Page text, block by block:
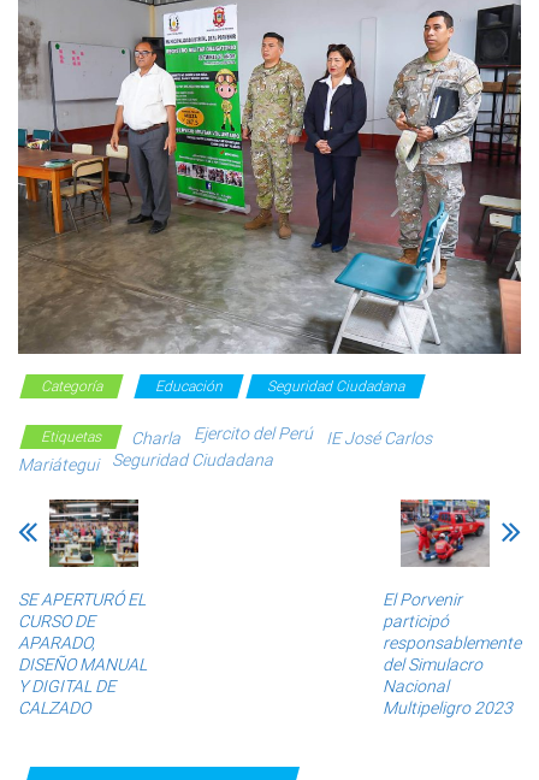
Categoría Educación Seguridad Ciudadana
Etiquetas Charla Ejercito del Perú
IE José Carlos
Mariátegui
Seguridad Ciudadana
SE APERTURÓ EL
CURSO DE
APARADO,
DISEÑO MANUAL
Y DIGITAL DE
CALZADO
El Porvenir
participó
responsablemente
del Simulacro
Nacional
Multipeligro 2023